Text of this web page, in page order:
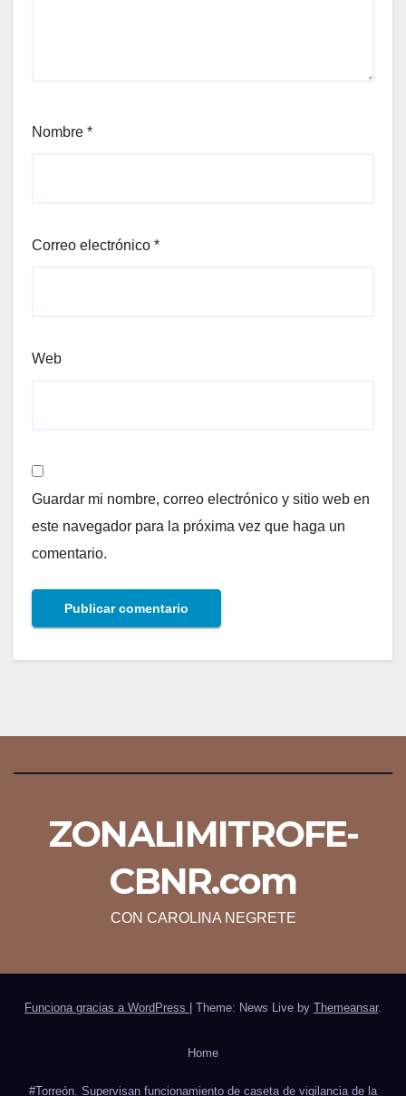
Nombre *
Correo electrónico *
Web
Guardar mi nombre, correo electrónico y sitio web en
este navegador para la próxima vez que haga un
comentario.
ZONALIMITROFE-
CBNR.com
CON CAROLINA NEGRETE
Funciona gracias a WordPress Theme: News Live by Themeansar.
Home
#Torreón. Supervisan funcionamiento de caseta de vigilancia de la